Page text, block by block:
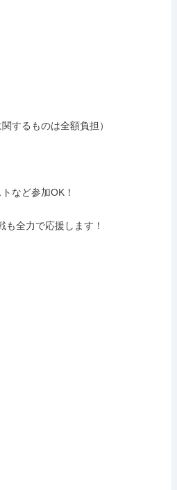
するものは全額負担）
など参加OK！
全力で応援します！